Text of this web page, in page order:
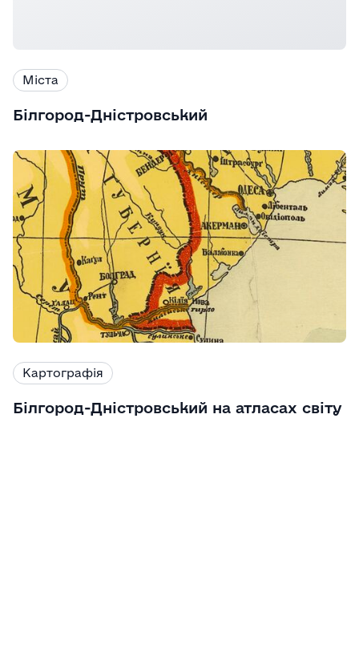
Міста
Білгород-Дністровський
Картографія
Білгород-Дністровський на атласах світу